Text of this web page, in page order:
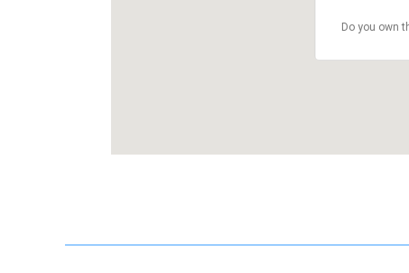
Do you own